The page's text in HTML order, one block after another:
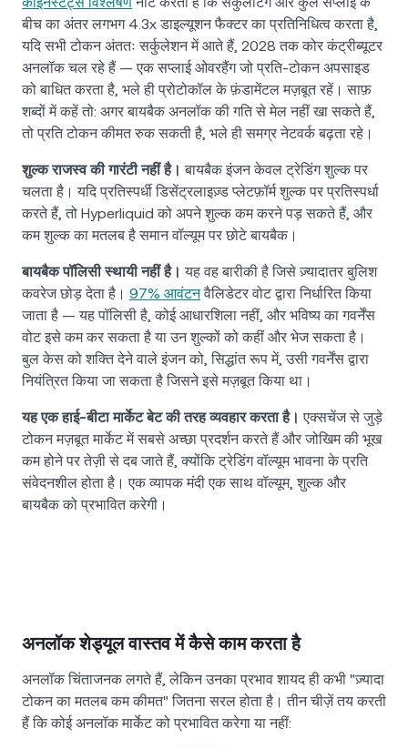
बीच का अंतर लगभग 4.3x डाइल्यूशन फैक्टर का प्रतिनिधित्व करता है,
यदि सभी टोकन अंततः सर्कुलेशन में आते हैं, 2028 तक कोर कंट्रीब्यूटर
अनलॉक चल रहे हैं — एक सप्लाई ओवरहैंग जो प्रति-टोकन अपसाइड
को बाधित करता है, भले ही प्रोटोकॉल के फ़ंडामेंटल मज़बूत रहें। साफ़
शब्दों में कहें तो: अगर बायबैक अनलॉक की गति से मेल नहीं खा सकते हैं,
तो प्रति टोकन कीमत रुक सकती है, भले ही समग्र नेटवर्क बढ़ता रहे।
शुल्क राजस्व की गारंटी नहीं है। बायबैक इंजन केवल ट्रेडिंग शुल्क पर
चलता है। यदि प्रतिस्पर्धी डिसेंट्रलाइज़्ड प्लेटफ़ॉर्म शुल्क पर प्रतिस्पर्धा
करते हैं, तो Hyperliquid को अपने शुल्क कम करने पड़ सकते हैं, और
कम शुल्क का मतलब है समान वॉल्यूम पर छोटे बायबैक।
बायबैक पॉलिसी स्थायी नहीं है। यह वह बारीकी है जिसे ज़्यादातर बुलिश
कवरेज छोड़ देता है। 97% आवंटनवैलिडेटर वोट द्वारा निर्धारित किया
जाता है — यह पॉलिसी है, कोई आधारशिला नहीं, और भविष्य का गवर्नेंस
वोट इसे कम कर सकता है या उन शुल्कों को कहीं और भेज सकता है।
बुल केस को शक्ति देने वाले इंजन को, सिद्धांत रूप में, उसी गवर्नेंस द्वारा
नियंत्रित किया जा सकता है जिसने इसे मज़बूत किया था।
यह एक हाई-बीटा मार्केट बेट की तरह व्यवहार करता है। एक्सचेंज से जुड़े
टोकन मज़बूत मार्केट में सबसे अच्छा प्रदर्शन करते हैं और जोखिम की भूख
कम होने पर तेज़ी से दब जाते हैं, क्योंकि ट्रेडिंग वॉल्यूम भावना के प्रति
संवेदनशील होता है। एक व्यापक मंदी एक साथ वॉल्यूम, शुल्क और
बायबैक को प्रभावित करेगी।
अनलॉक शेड्यूल वास्तव में कैसे काम करता है
अनलॉक चिंताजनक लगते हैं, लेकिन उनका प्रभाव शायद ही कभी "ज़्यादा
टोकन का मतलब कम कीमत" जितना सरल होता है। तीन चीज़ें तय करती
हैं कि कोई अनलॉक मार्केट को प्रभावित करेगा या नहीं: